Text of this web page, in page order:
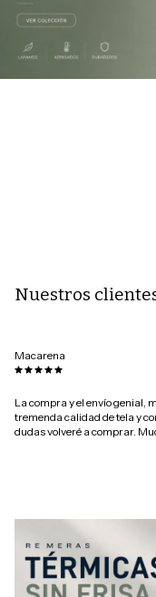
Nuestros clientes!
Macarena
La compra y el envío genial,
tremenda calidad de tela y
dudas volveré a comprar.